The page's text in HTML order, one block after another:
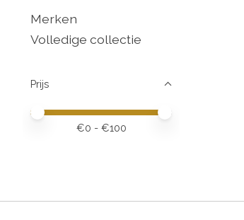
Merken
Volledige collectie
Prijs
Minimale prijswaarde
Price maximum value
€0 - €100